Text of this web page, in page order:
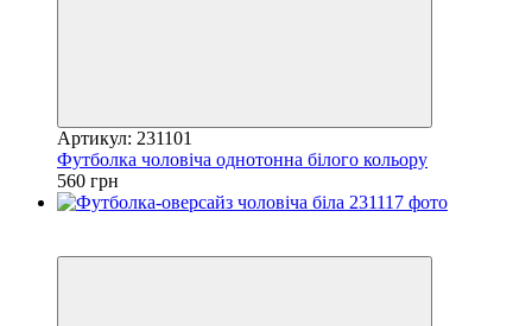
Артикул: 231101
Футболка чоловіча однотонна білого кольору
560 грн